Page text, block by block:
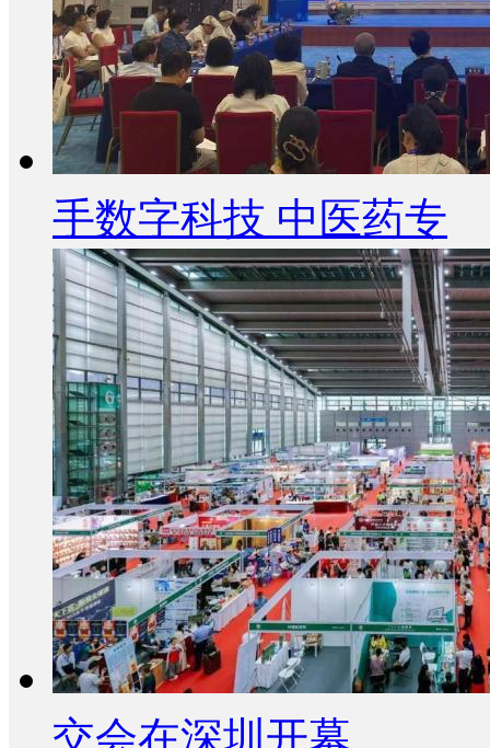
手数字科技 中医药专
交会在深圳开幕